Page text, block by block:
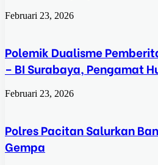
Februari 23, 2026
Polemik Dualisme
– BI Surabaya, Pengamat
Februari 23, 2026
Polres Pacitan Salurkan
Gempa